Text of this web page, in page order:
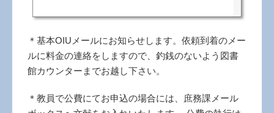
＊基本OIUメールにお知らせします。依頼到着のメー
ルに料金の連絡をしますので、釣銭のないよう図書
館カウンターまでお越し下さい。
＊教員で公費にてお申込の場合には、庶務課メール